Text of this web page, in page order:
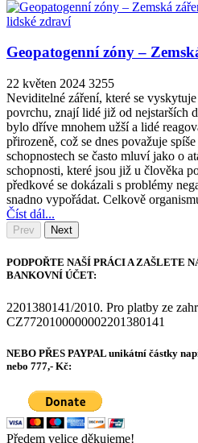
Geopatogenní zóny –
22 květen 2024 3255
Neviditelné záření, které se
povrchu, znají lidé již od nejstarších
bylo dříve mnohem užší a lidé
přirozeně, což se dnes považuje
schopnostech se často mluví jako o
schopnosti, které jsou již u člověka
předkové se dokázali s problémy
snadno vypořádat. Celkově
Číst dál...
Prev Next
PODPOŘTE NAŠÍ PRÁCI A ZAŠLETE
BANKOVNÍ ÚČET:
2201380141/2010. Pro platby ze
CZ7720100000002201380141
NEBO PŘES PAYPAL unikátní částky
nebo 777,- Kč:
Předem velice děkujeme!